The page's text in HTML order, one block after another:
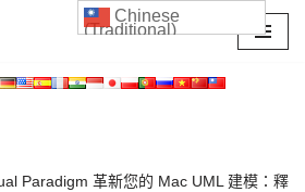
Paradigm 革新您的 Mac UML 建模：釋
Chinese
(Traditional)